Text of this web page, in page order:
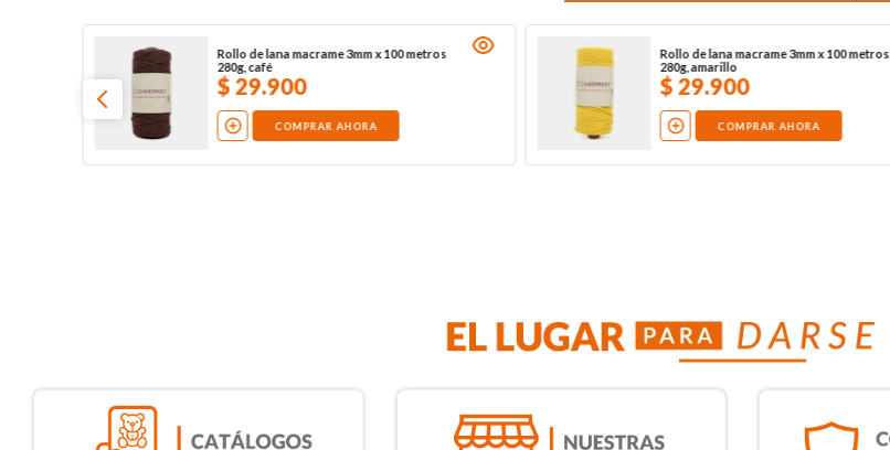
Rollo de lana macrame 3mm x 100 metros
280g, café
$29.900
COMPRAR AHORA
Rollo de lana macrame 3mm x 100 metros
280g, amarillo
$29.900
COMPRAR AHORA